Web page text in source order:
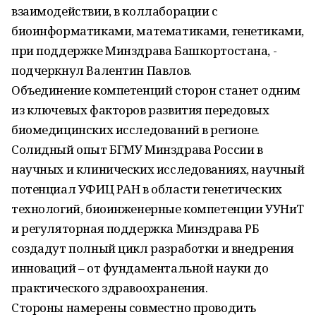
взаимодействии, в коллаборации с
биоинформатиками, математиками, генетиками,
при поддержке Минздрава Башкортостана, -
подчеркнул Валентин Павлов.
Объединение компетенций сторон станет одним
из ключевых факторов развития передовых
биомедицинских исследований в регионе.
Солидный опыт БГМУ Минздрава России в
научных и клинических исследованиях, научный
потенциал УФИЦ РАН в области генетических
технологий, биоинженерные компетенции УУНиТ
и регуляторная поддержка Минздрава РБ
создадут полный цикл разработки и внедрения
инноваций – от фундаментальной науки до
практического здравоохранения.
Стороны намерены совместно проводить